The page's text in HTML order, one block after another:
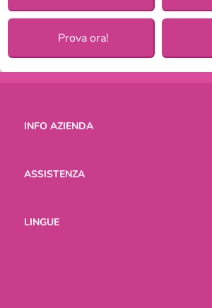
Prova ora!
INFO AZIENDA
ASSISTENZA
LINGUE